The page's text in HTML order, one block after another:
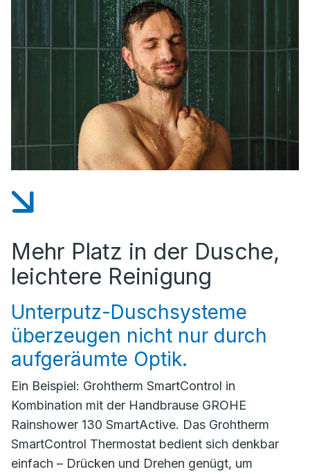
Mehr Platz in der Dusche,
leichtere Reinigung
Unterputz-Duschsysteme
überzeugen nicht nur durch
aufgeräumte Optik.
Ein Beispiel: Grohtherm SmartControl in
Kombination mit der Handbrause GROHE
Rainshower 130 SmartActive. Das Grohtherm
SmartControl Thermostat bedient sich denkbar
einfach – Drücken und Drehen genügt, um